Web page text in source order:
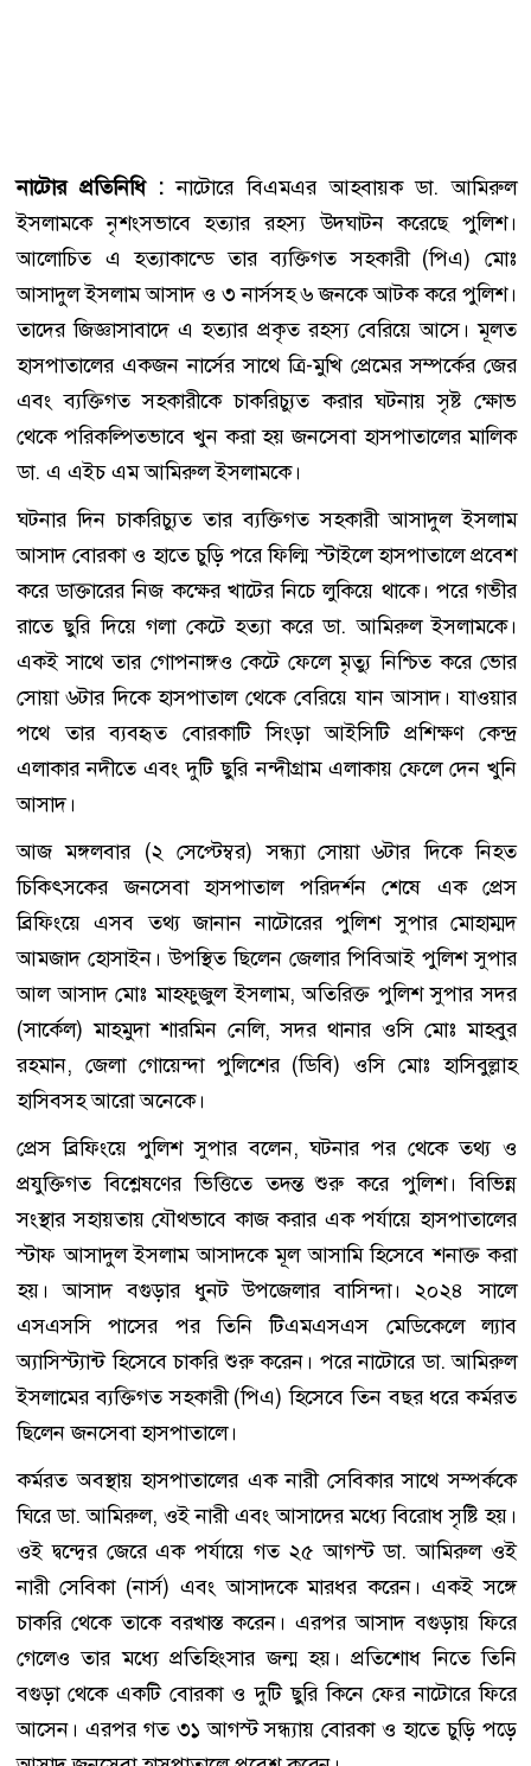
নাটোর প্রতিনিধি : নাটোরে বিএমএর আহবায়ক ডা. আমিরুল
ইসলামকে নৃশংসভাবে হত্যার রহস্য উদঘাটন করেছে পুলিশ।
আলোচিত এ হত্যাকান্ডে তার ব্যক্তিগত সহকারী (পিএ) মোঃ
আসাদুল ইসলাম আসাদ ও ৩ নার্সসহ ৬ জনকে আটক করে পুলিশ।
তাদের জিজ্ঞাসাবাদে এ হত্যার প্রকৃত রহস্য বেরিয়ে আসে। মূলত
হাসপাতালের একজন নার্সের সাথে ত্রি-মুখি প্রেমের সম্পর্কের জের
এবং ব্যক্তিগত সহকারীকে চাকরিচ্যুত করার ঘটনায় সৃষ্ট ক্ষোভ
থেকে পরিকল্পিতভাবে খুন করা হয় জনসেবা হাসপাতালের মালিক
ডা. এ এইচ এম আমিরুল ইসলামকে।
ঘটনার দিন চাকরিচ্যুত তার ব্যক্তিগত সহকারী আসাদুল ইসলাম
আসাদ বোরকা ও হাতে চুড়ি পরে ফিল্মি স্টাইলে হাসপাতালে প্রবেশ
করে ডাক্তারের নিজ কক্ষের খাটের নিচে লুকিয়ে থাকে। পরে গভীর
রাতে ছুরি দিয়ে গলা কেটে হত্যা করে ডা. আমিরুল ইসলামকে।
একই সাথে তার গোপনাঙ্গও কেটে ফেলে মৃত্যু নিশ্চিত করে ভোর
সোয়া ৬টার দিকে হাসপাতাল থেকে বেরিয়ে যান আসাদ। যাওয়ার
পথে তার ব্যবহৃত বোরকাটি সিংড়া আইসিটি প্রশিক্ষণ কেন্দ্র
এলাকার নদীতে এবং দুটি ছুরি নন্দীগ্রাম এলাকায় ফেলে দেন খুনি
আসাদ।
আজ মঙ্গলবার (২ সেপ্টেম্বর) সন্ধ্যা সোয়া ৬টার দিকে নিহত
চিকিৎসকের জনসেবা হাসপাতাল পরিদর্শন শেষে এক প্রেস
ব্রিফিংয়ে এসব তথ্য জানান নাটোরের পুলিশ সুপার মোহাম্মদ
আমজাদ হোসাইন। উপস্থিত ছিলেন জেলার পিবিআই পুলিশ সুপার
আল আসাদ মোঃ মাহফুজুল ইসলাম, অতিরিক্ত পুলিশ সুপার সদর
(সার্কেল) মাহমুদা শারমিন নেলি, সদর থানার ওসি মোঃ মাহবুর
রহমান, জেলা গোয়েন্দা পুলিশের (ডিবি) ওসি মোঃ হাসিবুল্লাহ
হাসিবসহ আরো অনেকে।
প্রেস ব্রিফিংয়ে পুলিশ সুপার বলেন, ঘটনার পর থেকে তথ্য ও
প্রযুক্তিগত বিশ্লেষণের ভিত্তিতে তদন্ত শুরু করে পুলিশ। বিভিন্ন
সংস্থার সহায়তায় যৌথভাবে কাজ করার এক পর্যায়ে হাসপাতালের
স্টাফ আসাদুল ইসলাম আসাদকে মূল আসামি হিসেবে শনাক্ত করা
হয়। আসাদ বগুড়ার ধুনট উপজেলার বাসিন্দা। ২০২৪ সালে
এসএসসি পাসের পর তিনি টিএমএসএস মেডিকেলে ল্যাব
অ্যাসিস্ট্যান্ট হিসেবে চাকরি শুরু করেন। পরে নাটোরে ডা. আমিরুল
ইসলামের ব্যক্তিগত সহকারী (পিএ) হিসেবে তিন বছর ধরে কর্মরত
ছিলেন জনসেবা হাসপাতালে।
কর্মরত অবস্থায় হাসপাতালের এক নারী সেবিকার সাথে সম্পর্ককে
ঘিরে ডা. আমিরুল, ওই নারী এবং আসাদের মধ্যে বিরোধ সৃষ্টি হয়।
ওই দ্বন্দ্বের জেরে এক পর্যায়ে গত ২৫ আগস্ট ডা. আমিরুল ওই
নারী সেবিকা (নার্স) এবং আসাদকে মারধর করেন। একই সঙ্গে
চাকরি থেকে তাকে বরখাস্ত করেন। এরপর আসাদ বগুড়ায় ফিরে
গেলেও তার মধ্যে প্রতিহিংসার জন্ম হয়। প্রতিশোধ নিতে তিনি
বগুড়া থেকে একটি বোরকা ও দুটি ছুরি কিনে ফের নাটোরে ফিরে
আসেন। এরপর গত ৩১ আগস্ট সন্ধ্যায় বোরকা ও হাতে চুড়ি পড়ে